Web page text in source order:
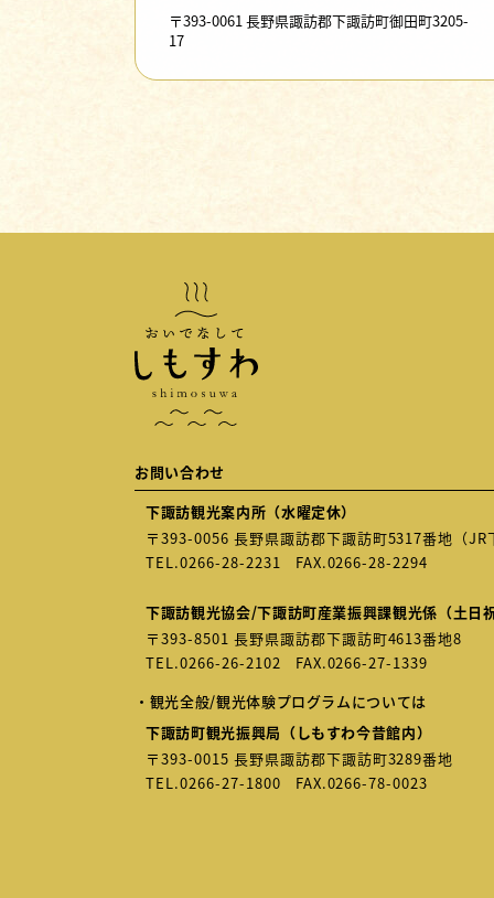
〒393-0061 長野県諏訪郡下諏訪町御田町3205-
17
お問い合わせ
下諏訪観光案内所（水曜定休）
〒393-0056 長野県諏訪郡下諏訪町5317番地（JR
TEL.0266-28-2231 FAX.0266-28-2294
下諏訪観光協会/下諏訪町産業振興課観光係（土日
〒393-8501 長野県諏訪郡下諏訪町4613番地8
TEL.0266-26-2102
FAX.0266-27-1339
・観光全般/観光体験プログラムについては
下諏訪町観光振興局（しもすわ今昔館内）
〒393-0015 長野県諏訪郡下諏訪町3289番地
TEL.0266-27-1800 FAX.0266-78-0023